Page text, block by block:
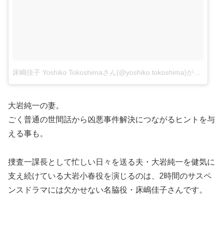
大岩純一の妻。
ごく普通の世間話から凶悪事件解決につながるヒントを与
える事も。
捜査一課長として忙しい日々を送る夫・大岩純一を健気に
支え続けている大岩小春役を演じるのは、2時間のサスペ
ンスドラマには欠かせない名脇役・床嶋佳子さんです。